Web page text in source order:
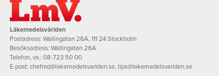
Läkemedelsvärlden
Postadress: Wallingatan 26A, 111 24 Stockholm
Besöksadress: Wallingatan 26A
Telefon, vx.: 08-723 50 00
E-post: chefred@lakemedelsvarlden.se,tips@lakemedelsvarlden.se